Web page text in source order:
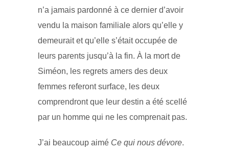
n’a jamais pardonné à ce dernier d’avoir
vendu la maison familiale alors qu’elle y
demeurait et qu’elle s’était occupée de
leurs parents jusqu’à la fin. À la mort de
Siméon, les regrets amers des deux
femmes referont surface, les deux
comprendront que leur destin a été scellé
par un homme qui ne les comprenait pas.
J’ai beaucoup aimé Ce qui nous dévore.